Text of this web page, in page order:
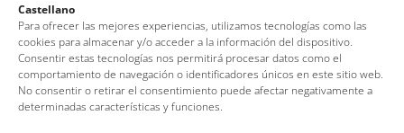
Castellano
Para ofrecer las mejores experiencias, utilizamos tecnologías como las
cookies para almacenar y/o acceder a la información del dispositivo.
Consentir estas tecnologías nos permitirá procesar datos como el
comportamiento de navegación o identificadores únicos en este sitio web.
No consentir o retirar el consentimiento puede afectar negativamente a
determinadas características y funciones.
Av. del Pelegrí, 25 – Edifici La Nau · 17320 – Tossa de Mar
(Girona – Costa Brava)
Tel: + 00 34 972 340 108 · Mail: info@visittossa.com
Nota legal· Política de cookies·Protecció de dades